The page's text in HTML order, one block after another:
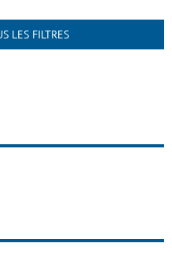
LES FILTRES